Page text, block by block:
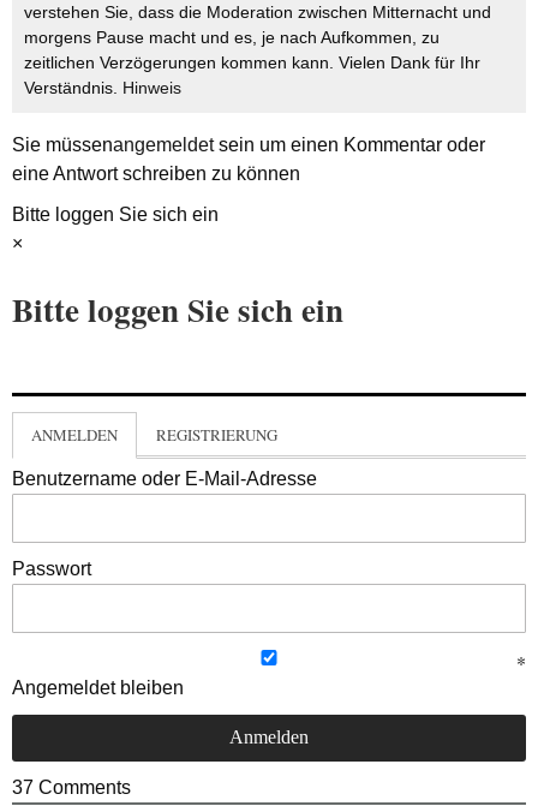
verstehen Sie, dass die Moderation zwischen Mitternacht und
morgens Pause macht und es, je nach Aufkommen, zu
zeitlichen Verzögerungen kommen kann. Vielen Dank für Ihr
Verständnis. Hinweis
Sie müssenangemeldetsein um einen Kommentar oder
eine Antwort schreiben zu können
Bitte loggen Sie sich ein
×
Bitte loggen Sie sich ein
ANMELDEN REGISTRIERUNG
Benutzername oder E-Mail-Adresse
Passwort
Angemeldet bleiben
37 Comments